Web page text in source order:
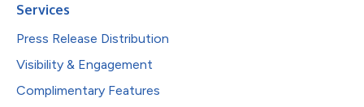
Services
Press Release Distribution
Visibility & Engagement
Complimentary Features